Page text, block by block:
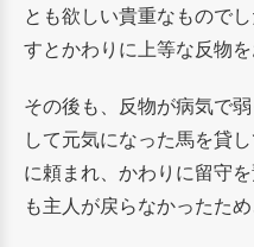
とも欲しい貴重なものでし
すとかわりに上等な反物
その後も、反物が病気で
して元気になった馬を貸
に頼まれ、かわりに留守
も主人が戻らなかったため